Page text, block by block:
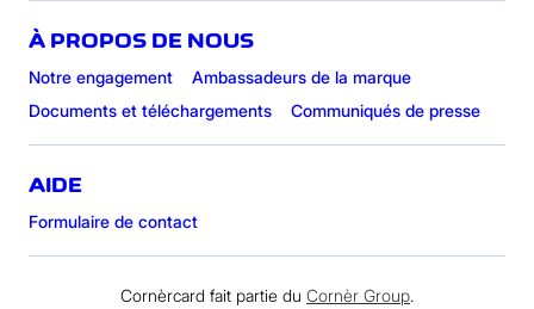
À PROPOS DE NOUS
Notre engagement
Ambassadeurs de la marque
Documents et téléchargements
Communiqués de presse
AIDE
Formulaire de contact
Cornèrcard fait partie du Cornèr Group.